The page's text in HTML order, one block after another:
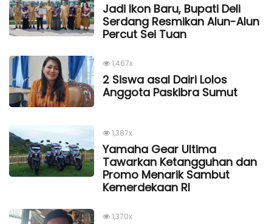
Jadi Ikon Baru, Bupati Deli
Serdang Resmikan Alun-Alun
Percut Sei Tuan
1,467x
2 Siswa asal Dairi Lolos
Anggota Paskibra Sumut
1,387x
Yamaha Gear Ultima
Tawarkan Ketangguhan dan
Promo Menarik Sambut
Kemerdekaan Rl
1,370x